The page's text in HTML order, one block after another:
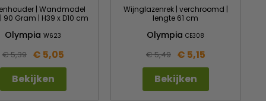
| Wandmodel
| 90 Gram | H39 x D10 cm
OlympiaW623
€ 5,39 € 5,05
Bekijken
Wijnglazenrek | verchroomd |
lengte 61 cm
OlympiaCE308
€ 5,49 € 5,15
Bekijken